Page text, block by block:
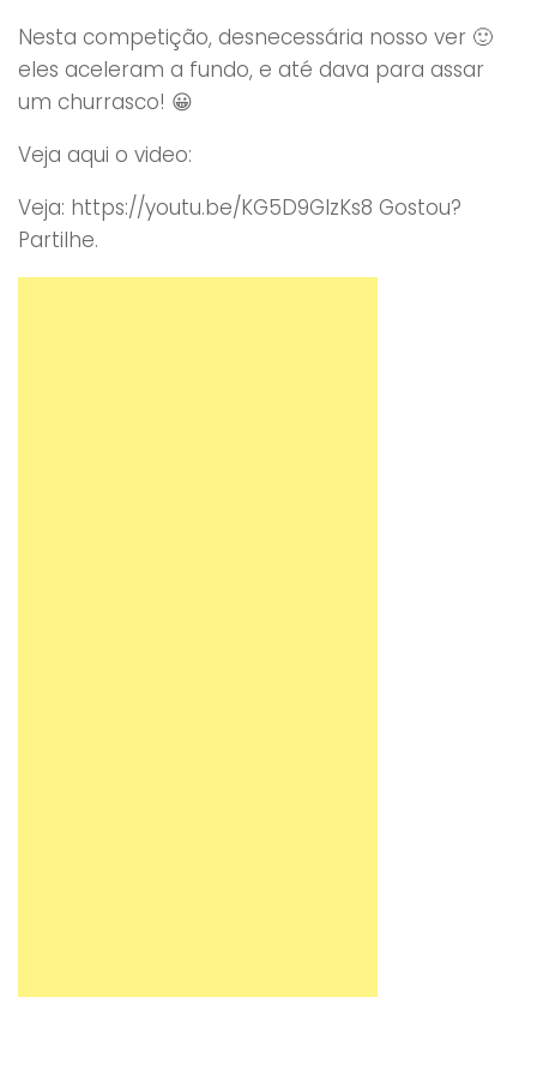
Nesta competição, desnecessária nosso ver 🙂
eles aceleram a fundo, e até dava para assar
um churrasco! 😀
Veja aqui o video:
Veja: https://youtu.be/KG5D9GIzKs8 Gostou?
Partilhe.